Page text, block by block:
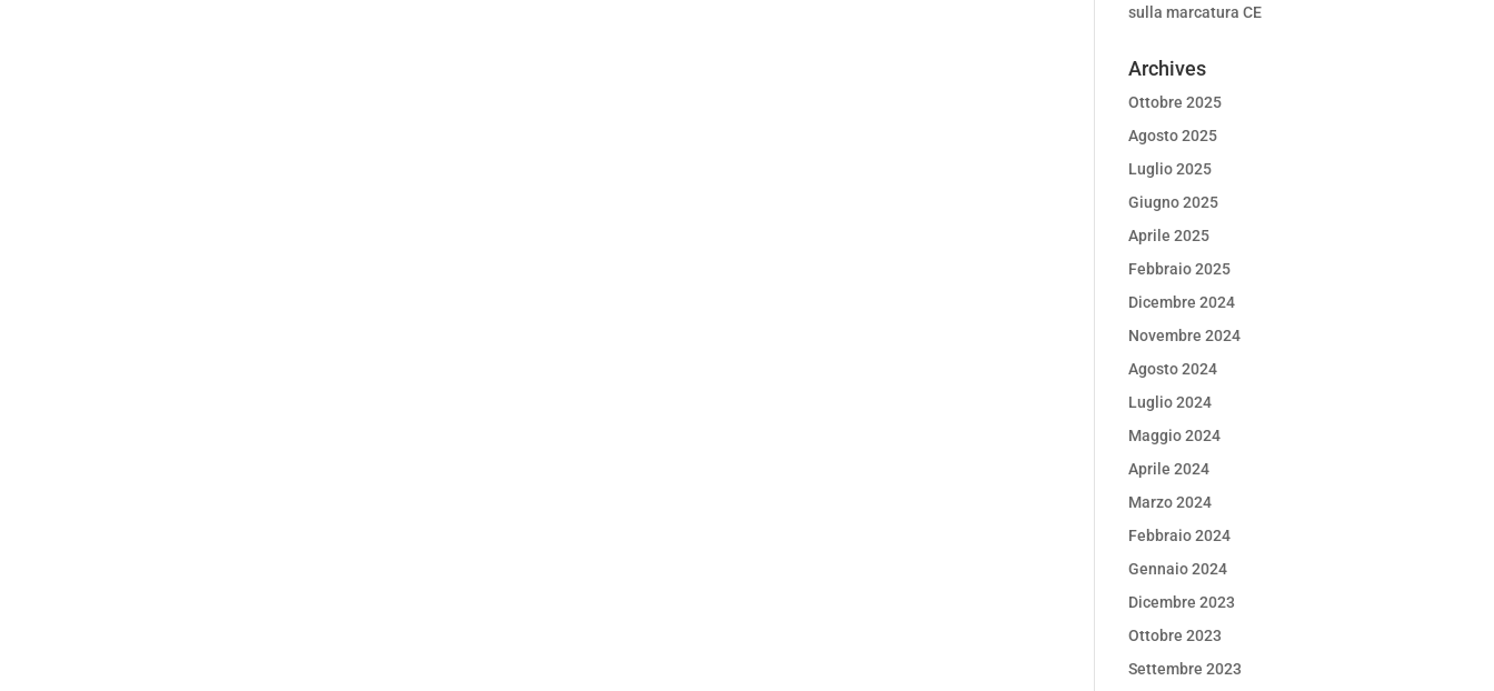
sulla marcatura CE
Archives
Ottobre 2025
Agosto 2025
Luglio 2025
Giugno 2025
Aprile 2025
Febbraio 2025
Dicembre 2024
Novembre 2024
Agosto 2024
Luglio 2024
Maggio 2024
Aprile 2024
Marzo 2024
Febbraio 2024
Gennaio 2024
Dicembre 2023
Ottobre 2023
Settembre 2023